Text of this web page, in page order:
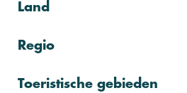
Land
Regio
Toeristische gebieden